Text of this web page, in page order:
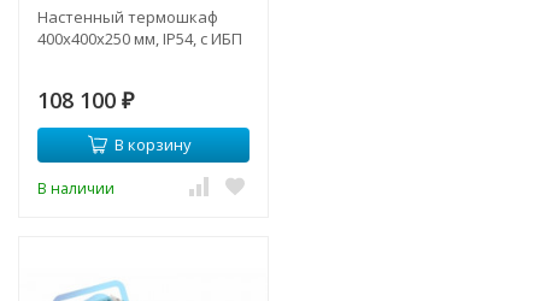
Настенный термошкаф
400x400x250 мм, IP54, с ИБП
108 100 ₽
В корзину
В наличии